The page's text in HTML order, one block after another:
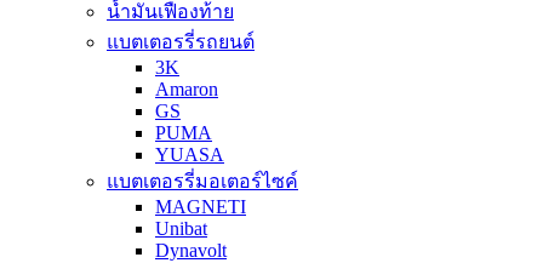
น้ำมันเฟืองท้าย
แบตเตอรรี่รถยนต์
3K
Amaron
GS
PUMA
YUASA
แบตเตอรรี่มอเตอร์ไซค์
MAGNETI
Unibat
Dynavolt